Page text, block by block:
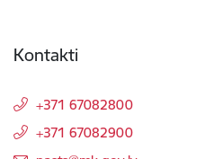
Kontakti
+371 67082800
+371 67082900